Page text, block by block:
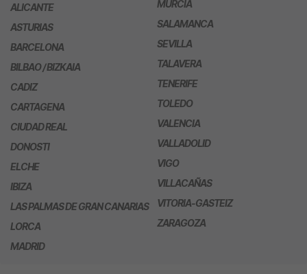
ALICANTE
ASTURIAS
BARCELONA
BILBAO / BIZKAIA
CADIZ
CARTAGENA
CIUDAD REAL
DONOSTI
ELCHE
IBIZA
LAS PALMAS DE GRAN CANARIAS
LORCA
MADRID
MURCIA
SALAMANCA
SEVILLA
TALAVERA
TENERIFE
TOLEDO
VALENCIA
VALLADOLID
VIGO
VILLACAÑAS
VITORIA-GASTEIZ
ZARAGOZA